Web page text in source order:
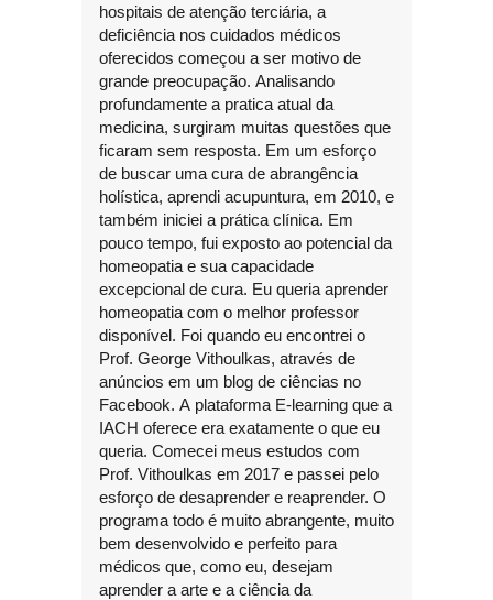
hospitais de atenção terciária, a
deficiência nos cuidados médicos
oferecidos começou a ser motivo de
grande preocupação. Analisando
profundamente a pratica atual da
medicina, surgiram muitas questões que
ficaram sem resposta. Em um esforço
de buscar uma cura de abrangência
holística, aprendi acupuntura, em 2010, e
também iniciei a prática clínica. Em
pouco tempo, fui exposto ao potencial da
homeopatia e sua capacidade
excepcional de cura. Eu queria aprender
homeopatia com o melhor professor
disponível. Foi quando eu encontrei o
Prof. George Vithoulkas, através de
anúncios em um blog de ciências no
Facebook. A plataforma E-learning que a
IACH oferece era exatamente o que eu
queria. Comecei meus estudos com
Prof. Vithoulkas em 2017 e passei pelo
esforço de desaprender e reaprender. O
programa todo é muito abrangente, muito
bem desenvolvido e perfeito para
médicos que, como eu, desejam
aprender a arte e a ciência da